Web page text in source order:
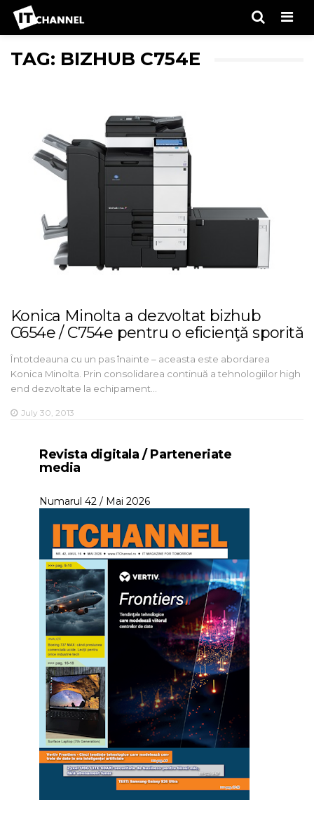
TAG: BIZHUB C754E
Konica Minolta a dezvoltat bizhub
C654e / C754e pentru o eficienţă sporită
Întotdeauna cu un pas înainte – aceasta este abordarea
Konica Minolta. Prin consolidarea continuă a tehnologiilor high
end dezvoltate la echipament…
July 30, 2013
Revista digitala / Parteneriate
media
Numarul 42 / Mai 2026